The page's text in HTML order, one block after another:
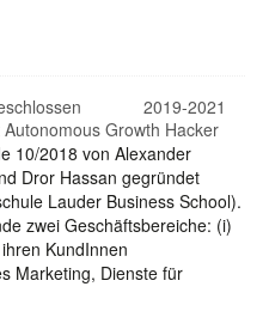
2019-2021
Growth Hacker
10/2018 von Alexander
Dror Hassan gegründet
Lauder Business School).
zwei Geschäftsbereiche: (i)
KundInnen
Marketing, Dienste für